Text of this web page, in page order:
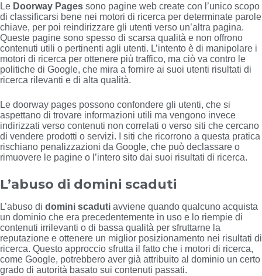
Le Doorway Pages sono pagine web create con l’unico scopo
di classificarsi bene nei motori di ricerca per determinate parole
chiave, per poi reindirizzare gli utenti verso un’altra pagina.
Queste pagine sono spesso di scarsa qualità e non offrono
contenuti utili o pertinenti agli utenti. L’intento è di manipolare i
motori di ricerca per ottenere più traffico, ma ciò va contro le
politiche di Google, che mira a fornire ai suoi utenti risultati di
ricerca rilevanti e di alta qualità.
Le doorway pages possono confondere gli utenti, che si
aspettano di trovare informazioni utili ma vengono invece
indirizzati verso contenuti non correlati o verso siti che cercano
di vendere prodotti o servizi. I siti che ricorrono a questa pratica
rischiano penalizzazioni da Google, che può declassare o
rimuovere le pagine o l’intero sito dai suoi risultati di ricerca.
L’abuso di domini scaduti
L’abuso di domini scaduti avviene quando qualcuno acquista
un dominio che era precedentemente in uso e lo riempie di
contenuti irrilevanti o di bassa qualità per sfruttarne la
reputazione e ottenere un miglior posizionamento nei risultati di
ricerca. Questo approccio sfrutta il fatto che i motori di ricerca,
come Google, potrebbero aver già attribuito al dominio un certo
grado di autorità basato sui contenuti passati.